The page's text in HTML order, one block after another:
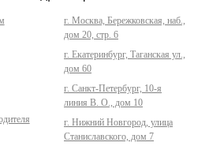
г. Москва, Бережковская, наб.,
дом 20, стр. 6
г. Екатеринбург, Таганская ул.,
дом 60
г. Санкт-Петербург, 10-я
линия В. О., дом 10
г. Нижний Новгород, улица
Станиславского, дом 7